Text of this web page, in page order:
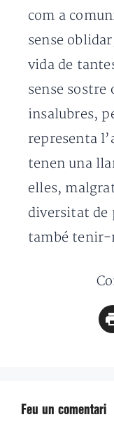
com a
sense
vida de
sense sostre
insalubres,
representa
tenen una
elles,
diversitat de
també tenir-
Feu un comentari